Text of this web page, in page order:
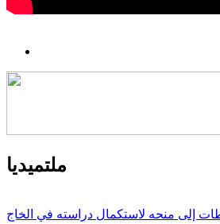
ملتميديا
إلى منحه لاستكمال دراسته في الخاج